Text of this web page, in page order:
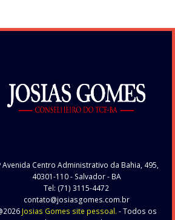
Avenida Centro Administrativo da Bahia, 495,
40301-110- Salvador - BA
Tel: (71) 3115-4472
contato@josiasgomes.com.br
Josias Gomes site pessoal. - Todos os